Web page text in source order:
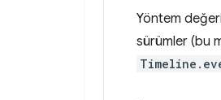
Yöntem
sürümler (bu